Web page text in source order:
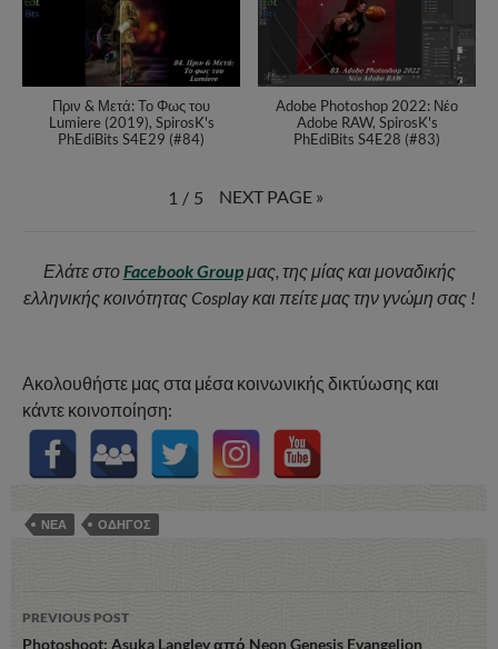
Πριν & Μετά: Το Φως του
Lumiere (2019), SpirosK's
PhEdiBits S4E29 (#84)
Adobe Photoshop 2022: Νέο
Adobe RAW, SpirosK's
PhEdiBits S4E28 (#83)
1 / 5 NEXT PAGE »
Ελάτε στοFacebook Groupμας, της μίας και μοναδικής
ελληνικής κοινότητας Cosplay και πείτε μας την γνώμη σας !
Ακολουθήστε μας στα μέσα κοινωνικής δικτύωσης και
κάντε κοινοποίηση:
ΝΕΑ ΟΔΗΓΟΣ
Post
PREVIOUS POST
Photoshoot: Asuka Langley από Neon Genesis Evangelion